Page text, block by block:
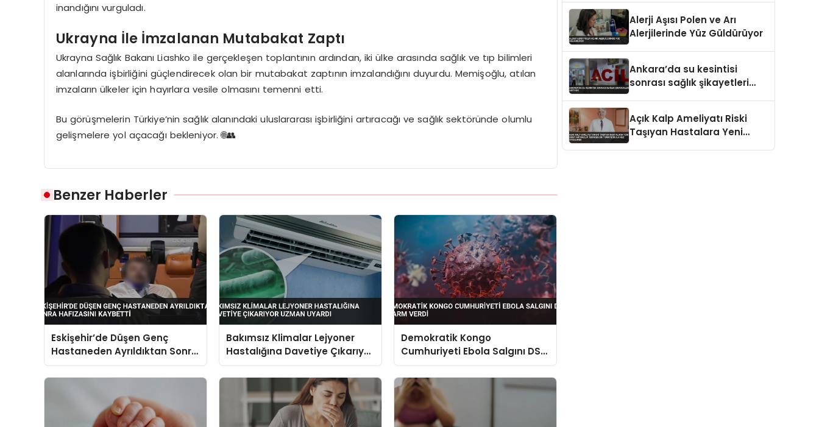
inandığını vurguladı.
Ukrayna İle İmzalanan Mutabakat Zaptı
Ukrayna Sağlık Bakanı Liashko ile gerçekleşen toplantının ardından, iki ülke arasında sağlık ve tıp bilimleri
alanlarında işbirliğini güçlendirecek olan bir mutabakat zaptının imzalandığını duyurdu. Memişoğlu, atılan
imzaların ülkeler için hayırlara vesile olmasını temenni etti.
Bu görüşmelerin Türkiye’nin sağlık alanındaki uluslararası işbirliğini artıracağı ve sağlık sektöründe olumlu
gelişmelere yol açacağı bekleniyor. 🌐👥
Benzer Haberler
Eskişehir’de Düşen Genç
Hastaneden Ayrıldıktan Sonra
Hafızasını Kaybetti
Bakımsız Klimalar Lejyoner
Hastalığına Davetiye Çıkarıyor
Uzman Uyardı
Demokratik Kongo
Cumhuriyeti Ebola Salgını DSÖ
Alarm Verdi
Alerji Aşısı Polen ve Arı
Alerjilerinde Yüz Güldürüyor
Ankara’da su kesintisi
sonrası sağlık şikayetleri
Açık Kalp Ameliyatı Riski
Taşıyan Hastalara Yeni